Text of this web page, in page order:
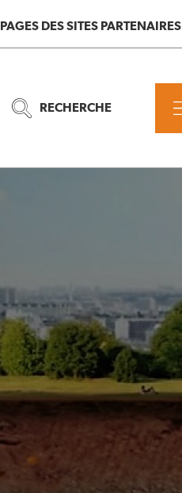
PAGES DES SITES PARTENAIRES
RECHERCHE